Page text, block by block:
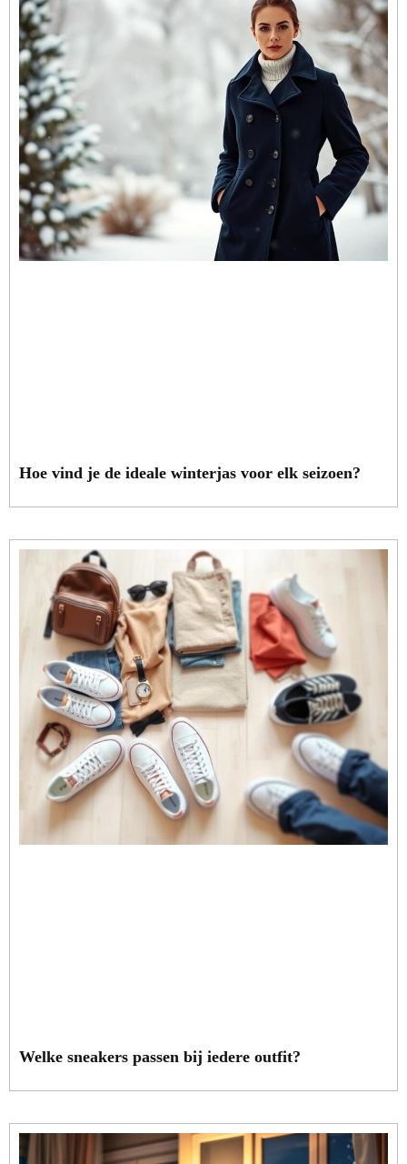
Hoe vind je de ideale winterjas voor elk seizoen?
Welke sneakers passen bij iedere outfit?